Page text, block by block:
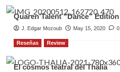
Quaren’Talent “Dance” Edition
J. Edgar Mozoub May 15, 2020 0
Reseñas Review
El cosmos teatral del Thalia